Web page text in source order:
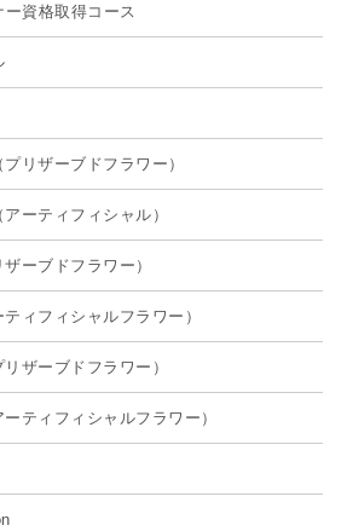
資格取得コース
リザーブドフラワー）
ーティフィシャル）
ーブドフラワー）
ィフィシャルフラワー）
ザーブドフラワー）
ティフィシャルフラワー）